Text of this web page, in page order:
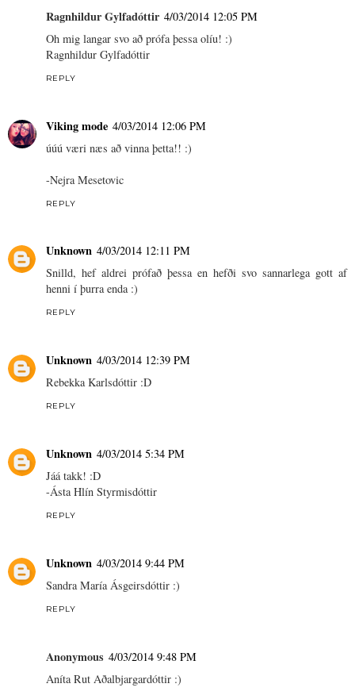
Ragnhildur Gylfadóttir 4/03/2014 12:05 PM
Oh mig langar svo að prófa þessa olíu! :)
Ragnhildur Gylfadóttir
REPLY
Viking mode 4/03/2014 12:06 PM
úúú væri næs að vinna þetta!! :)
-Nejra Mesetovic
REPLY
Unknown 4/03/2014 12:11 PM
Snilld, hef aldrei prófað þessa en hefði svo sannarlega gott af
henni í þurra enda :)
REPLY
Unknown 4/03/2014 12:39 PM
Rebekka Karlsdóttir :D
REPLY
Unknown 4/03/2014 5:34 PM
Jáá takk! :D
-Ásta Hlín Styrmisdóttir
REPLY
Unknown 4/03/2014 9:44 PM
Sandra María Ásgeirsdóttir :)
REPLY
Anonymous 4/03/2014 9:48 PM
Aníta Rut Aðalbjargardóttir :)